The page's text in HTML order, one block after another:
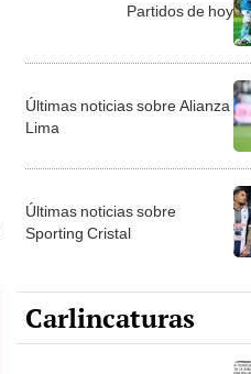
Partidos de hoy
Últimas noticias sobre Alianza
Lima
Últimas noticias sobre
Sporting Cristal
Carlincaturas